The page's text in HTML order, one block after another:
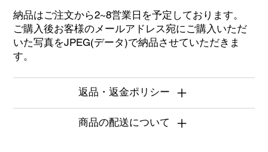
納品はご注文から2~8営業日を予定しております。
ご購入後お客様のメールアドレス宛にご購入いただ
いた写真をJPEG(データ)で納品させていただきま
す。
返品・返金ポリシー
商品の配送について